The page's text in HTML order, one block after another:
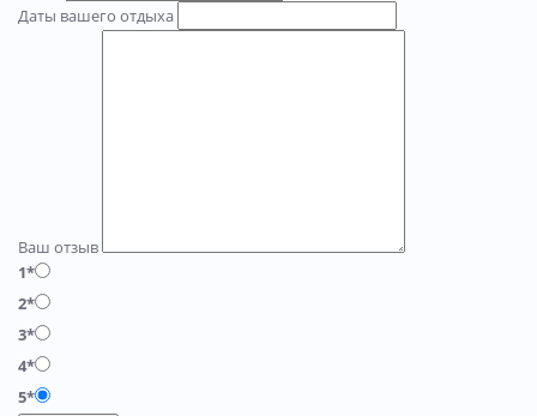
Даты вашего отдыха
Ваш отзыв
1*
2*
3*
4*
5*